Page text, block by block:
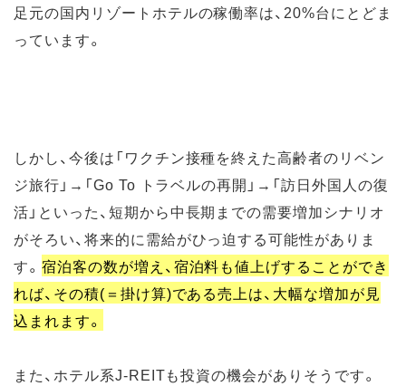
足元の国内リゾートホテルの稼働率は、20%台にとどま
っています。
しかし、今後は「ワクチン接種を終えた高齢者のリベン
ジ旅行」→「Go To トラベルの再開」→「訪日外国人の復
活」といった、短期から中長期までの需要増加シナリオ
がそろい、将来的に需給がひっ迫する可能性がありま
す。 宿泊客の数が増え、宿泊料も値上げすることができ
れば、その積(＝掛け算)である売上は、大幅な増加が見
込まれます。
また、ホテル系J-REITも投資の機会がありそうです。